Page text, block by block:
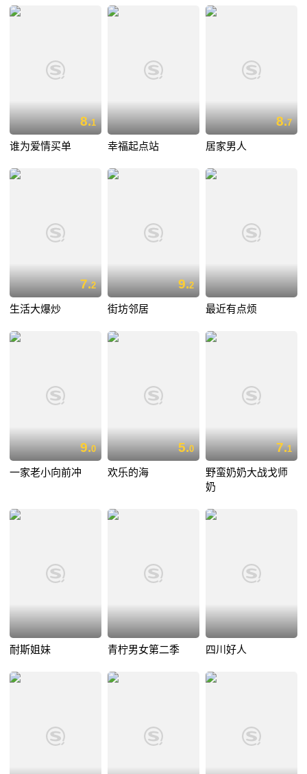
8.1
谁为爱情买单 幸福起点站
8.7
居家男人
7.2
生活大爆炒
9.2
街坊邻居 最近有点烦
9.0
一家老小向前冲
5.0
欢乐的海
7.1
野蛮奶奶大战戈师
奶
耐斯姐妹 青柠男女第二季 四川好人